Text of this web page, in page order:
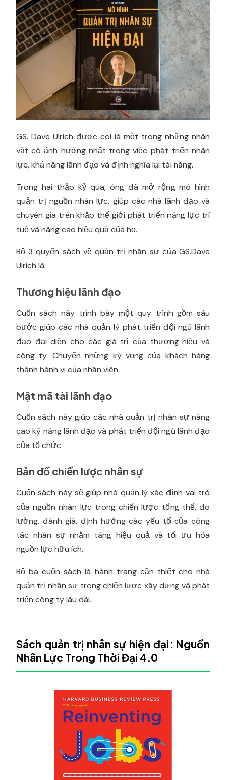
GS. Dave Ulrich được coi là một trong những nhân
vật có ảnh hưởng nhất trong việc phát triển nhân
lực, khả năng lãnh đạo và định nghĩa lại tài năng.
Trong hai thập kỷ qua, ông đã mở rộng mô hình
quản trị nguồn nhân lực, giúp các nhà lãnh đạo và
chuyên gia trên khắp thế giới phát triển năng lực trí
tuệ và nâng cao hiệu quả của họ.
Bộ 3 quyển sách về quản trị nhân sự của GS.Dave
Ulrich là:
Thương hiệu lãnh đạo
Cuốn sách này trình bày một quy trình gồm sáu
bước giúp các nhà quản lý phát triển đội ngũ lãnh
đạo đại diện cho các giá trị của thương hiệu và
công ty. Chuyển những kỳ vọng của khách hàng
thành hành vi của nhân viên.
Mật mã tài lãnh đạo
Cuốn sách này giúp các nhà quản trị nhân sự nâng
cao kỹ năng lãnh đạo và phát triển đội ngũ lãnh đạo
của tổ chức.
Bản đồ chiến lược nhân sự
Cuốn sách này sẽ giúp nhà quản lý xác định vai trò
của nguồn nhân lực trong chiến lược tổng thể, đo
lường, đánh giá, định hướng các yếu tố của công
tác nhân sự nhằm tăng hiệu quả và tối ưu hóa
nguồn lực hữu ích.
Bộ ba cuốn sách là hành trang cần thiết cho nhà
quản trị nhân sự trong chiến lược xây dựng và phát
triển công ty lâu dài.
Sách quản trị nhân sự hiện đại: Nguồn
Nhân Lực Trong Thời Đại 4.0